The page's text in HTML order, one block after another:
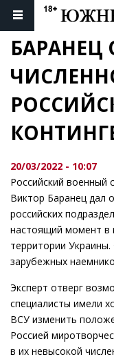
20/03/2022 - 10:07
Российский военный
Виктор Баранец дал
российских
настоящий момент в
территории
зарубежных
Эксперт отверг
специалисты имели
ВСУ изменить
Россией
в их невысокой